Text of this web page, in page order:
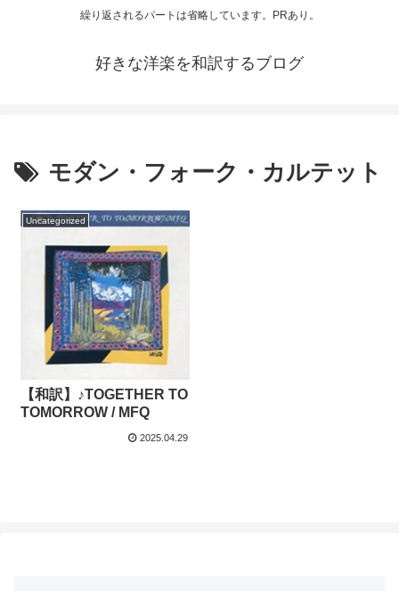
繰り返されるパートは省略しています。PRあり。
好きな洋楽を和訳するブログ
モダン・フォーク・カルテット
Uncategorized
【和訳】♪TOGETHER TO
TOMORROW / MFQ
2025.04.29